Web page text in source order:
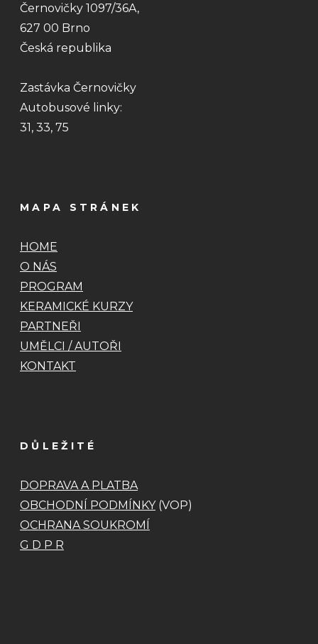
Černovičky 1097/36A,
627 00 Brno
Česká republika
Zastávka Černovičky
Autobusové linky:
31, 33, 75
MAPA STRÁNEK
HOME
O NÁS
PROGRAM
KERAMICKÉ KURZY
PARTNEŘI
UMĚLCI / AUTOŘI
KONTAKT
DŮLEŽITÉ
DOPRAVA A PLATBA
OBCHODNÍ PODMÍNKY(VOP)
OCHRANA SOUKROMÍ
G D P R